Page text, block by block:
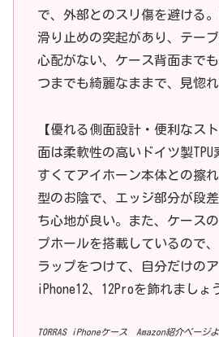
で、外部とのスリ傷を避ける
滑り止めの突起があり、テー
心配がない、ケース背面まで
つまでも綺麗なままで、見惚れ
【優れる側面設計・便利なス
面は柔軟性の高いドイツ製
すくてアイホーン本体との擦
型のお陰で、エッジ部分が段
ち心地が良い。また、ケース
プホールを搭載しているので
ラップをつけて、自分だけの
iPhone12、12Proを飾れましょ
TORRAS iPhoneケース Amazon紹介ページ